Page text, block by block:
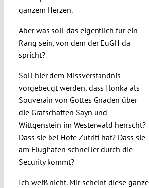
ganzem Herzen.
Aber was soll das eigentlich für ein
Rang sein, von dem der EuGH da
spricht?
Soll hier dem Missverständnis
vorgebeugt werden, dass Ilonka als
Souverain von Gottes Gnaden über
die Grafschaften Sayn und
Wittgenstein im Westerwald herrscht?
Dass sie bei Hofe Zutritt hat? Dass sie
am Flughafen schneller durch die
Security kommt?
Ich weiß nicht. Mir scheint diese ganze